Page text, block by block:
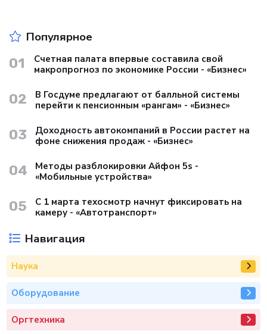
Популярное
01
Счетная палата впервые составила свой
макропрогноз по экономике России - «Бизнес»
02
В Госдуме предлагают от балльной системы
перейти к пенсионным «рангам» - «Бизнес»
03
Доходность автокомпаний в России растет на
фоне снижения продаж - «Бизнес»
04
Методы разблокировки Айфон 5s -
«Мобильные устройства»
05
С 1 марта техосмотр начнут фиксировать на
камеру - «Автотранспорт»
Навигация
Наука
Оборудование
Оргтехника